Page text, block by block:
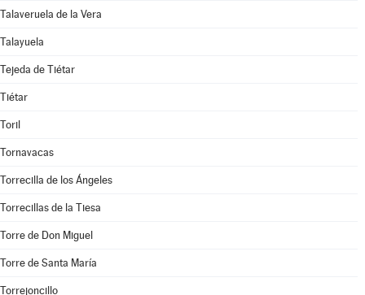
Talaveruela de la Vera
Talayuela
Tejeda de Tiétar
Tiétar
Toril
Tornavacas
Torrecilla de los Ángeles
Torrecillas de la Tiesa
Torre de Don Miguel
Torre de Santa María
Torrejoncillo